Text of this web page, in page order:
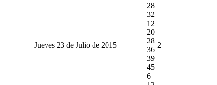
28
32
Jueves 23 de Julio de 2015
12
20
28
36
39
45
2
6